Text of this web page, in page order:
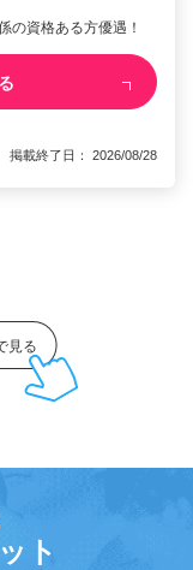
資格ある方優遇！
載終了日： 2026/08/28
ト